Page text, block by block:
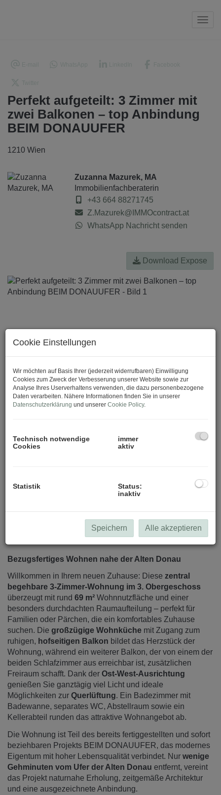
Perfekt aufgeteilt: 3 Zimmer mit
zwei Balkonen – top Anbindung
BEIM DONAUUFER
1210 Wien
Zuzanna Mazurek, MA
Immobilienfachberaterin
+43 664 88271745
Z.Mazurek@IMMOcontract.at
WhatsApp Nachricht senden
Download Expose
Beschreibung
Bezugsfertiges Wohnen nahe der Alten Donau
Willkommen in Ihrem neuen Zuhause: Diese zentral
begehbare 3-Zimmer-Wohnung im 3. Obergeschoss
überzeugt mit rund 69 m² Wohnnutzfläche und einer
besonders durchdachten Raumaufteilung – perfekt für
Familien oder Pärchen, die ein komfortables Zuhause
suchen. Die großzügige Wohnküche mit Zugang zum
ruhigen, hofseitigen Balkon bildet das Herzstück der
Wohnung, während ein weiterer Balkon, der von einem der
beiden Schlafzimmer aus erreichbar ist, zusätzlichen
Freiraum schafft. Dank der Ost-West-Ausrichtung
genießen Sie ganztägig viel Licht und ideale
Möglichkeiten zur Querlüftung. Ein Badezimmer mit
Badewanne, separates WC, Abstellraum sowie ein
Kellerabteil runden das attraktive Wohnangebot ab.
Die Wohnung ist Teil des bereits fertiggestellten und sofort
beziehbaren Projekts BEIM DONAUUFER, das modernes
Eigentum mit hoher Lebensqualität verbindet. Nur wenige
Gehminuten vom Ufer der Alten Donau entfernt, vereint
das Projekt naturnahe Erholung, zeitgemäße Architektur
und eine ausgezeichnete Anbindung.
Cookie Einstellungen
Wir möchten auf Basis Ihrer (jederzeit widerrufbaren) Einwilligung
Cookies zum Zweck der Verbesserung unserer Website sowie zur
Analyse Ihres Userverhaltens verwenden, die dazu personenbezogene
Daten verarbeiten. Nähere Informationen finden Sie in unserer
Datenschutzerklärung und unserer Cookie Policy.
Technisch notwendige
Cookies
immer
aktiv
Statistik
Status:
inaktiv
Speichern Alle akzeptieren